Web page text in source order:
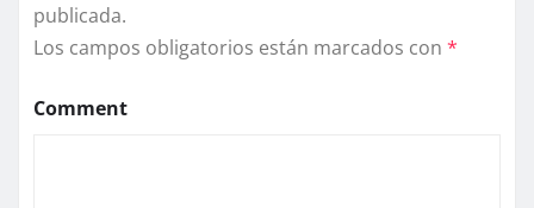
publicada.
Los campos obligatorios están marcados con *
Comment